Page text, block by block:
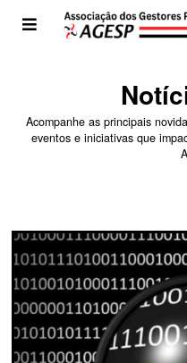
Acompanhe as principais
eventos e iniciativas que